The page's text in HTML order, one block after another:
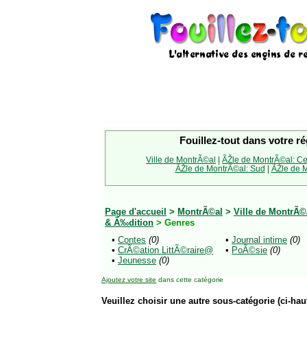
Fouillez-tout dans votre
Ville de MontrÃ©al | ÃŽle de MontrÃ©al:
ÃŽle de MontrÃ©al: Sud | ÃŽle de
Page d'accueil > MontrÃ©al > Ville de
& Ã‰dition > Genres
• Contes (0)
• CrÃ©ation LittÃ©raire@
• Jeunesse (0)
• Journal intime (0)
• PoÃ©sie (0)
Ajoutez votre site dans cette catégorie
Veuillez choisir une autre sous-catégorie (ci-